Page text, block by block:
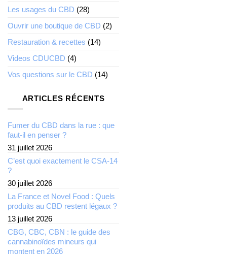
Les usages du CBD (28)
Ouvrir une boutique de CBD (2)
Restauration & recettes (14)
Videos CDUCBD (4)
Vos questions sur le CBD (14)
ARTICLES RÉCENTS
Fumer du CBD dans la rue : que
faut-il en penser ?
31 juillet 2026
C’est quoi exactement le CSA-14
?
30 juillet 2026
La France et Novel Food : Quels
produits au CBD restent légaux ?
13 juillet 2026
CBG, CBC, CBN : le guide des
cannabinoïdes mineurs qui
montent en 2026